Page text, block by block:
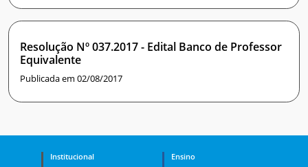
Resolução Nº 037.2017 - Edital Banco de Professor
Equivalente
Publicada em 02/08/2017
Institucional
Ensino